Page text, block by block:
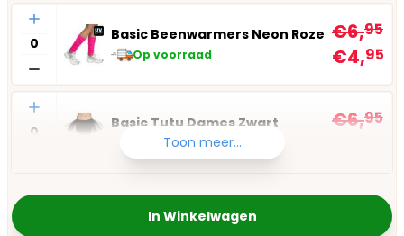
Aantal
Basic Beenwarmers Neon Roze
Op voorraad
€6,95
€4,95
Aantal
Basic Tutu Dames Zwart
Op voorraad
€6,95
Toon meer...
In Winkelwagen